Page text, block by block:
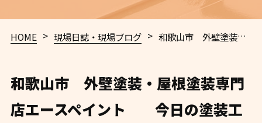
HOME > 現場日誌・現場ブログ > 和歌山市 外壁塗装・屋根塗装専門店エースペイント 今日の塗装工事施工ブログ 口コミ100件越えのエースペイント✨
和歌山市 外壁塗装・屋根塗装専門
店エースペイント 今日の塗装工